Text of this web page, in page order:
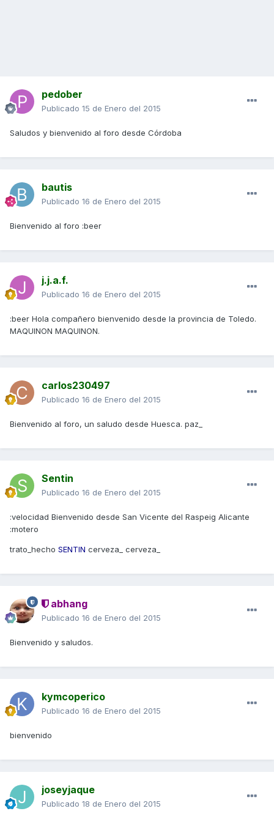
pedober
Publicado 15 de Enero del 2015
Saludos y bienvenido al foro desde Córdoba
bautis
Publicado 16 de Enero del 2015
Bienvenido al foro :beer
j.j.a.f.
Publicado 16 de Enero del 2015
:beer Hola compañero bienvenido desde la provincia de Toledo.
MAQUINON MAQUINON.
carlos230497
Publicado 16 de Enero del 2015
Bienvenido al foro, un saludo desde Huesca. paz_
Sentin
Publicado 16 de Enero del 2015
:velocidad Bienvenido desde San Vicente del Raspeig Alicante
:motero
trato_hecho SENTIN cerveza_ cerveza_
abhang
Publicado 16 de Enero del 2015
Bienvenido y saludos.
kymcoperico
Publicado 16 de Enero del 2015
bienvenido
joseyjaque
Publicado 18 de Enero del 2015